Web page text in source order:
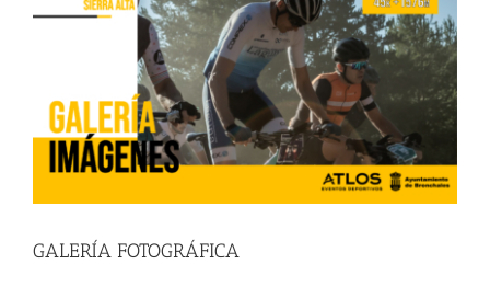
grande
GALERÍA FOTOGRÁFICA